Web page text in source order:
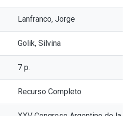
Lanfranco, Jorge
Golik, Silvina
7 p.
Recurso Completo